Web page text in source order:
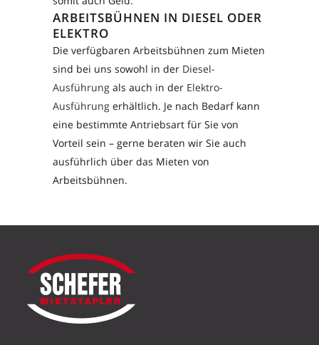
ARBEITSBÜHNEN IN DIESEL ODER
ELEKTRO
Die verfügbaren Arbeitsbühnen zum Mieten
sind bei uns sowohl in der Diesel-
Ausführung als auch in der Elektro-
Ausführung erhältlich. Je nach Bedarf kann
eine bestimmte Antriebsart für Sie von
Vorteil sein – gerne beraten wir Sie auch
ausführlich über das Mieten von
Arbeitsbühnen.